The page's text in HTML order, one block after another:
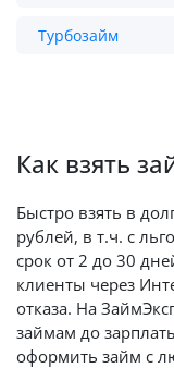
Турбозайм
Как взять
Быстро взять в
рублей, в т.ч. с
срок от 2 до 30
клиенты через
отказа. На
займам до
оформить займ с